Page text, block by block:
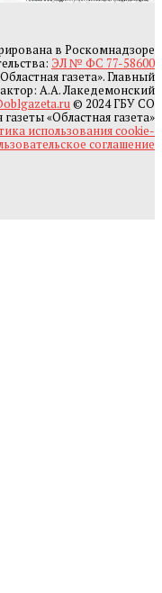
в Роскомнадзоре
ЭЛ № ФС 77-58600
газета». Главный
А.А. Лакедемонский
© 2024 ГБУ СО
«Областная газета»
использования cookie-
соглашение